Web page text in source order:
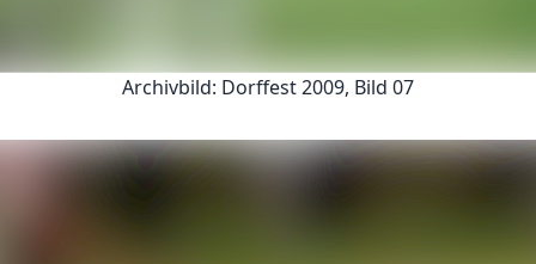
Archivbild: Dorffest 2009, Bild 07